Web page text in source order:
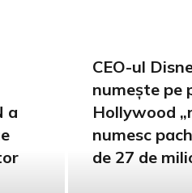
a
CEO-ul
numește pe
Hollywood
numesc
de 27 de